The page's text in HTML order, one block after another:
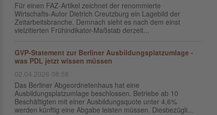
Für einen FAZ-Artikel zeichnet der renommierte
Wirtschafts-Autor Dietrich Creutzburg ein Lagebild der
Zeitarbeitsbranche. Demnach sieht es nach dem einst
vielzitierten Frühindikator-Maßstab derzeit...
GVP-Statement zur Berliner Ausbildungsplatzumlage -
was PDL jetzt wissen müssen
02.04.2026 08:58
Das Berliner Abgeordnetenhaus hat eine
Ausbildungsplatzumlage beschlossen. Betriebe ab 10
Beschäftigten mit einer Ausbildungsquote unter 4,6%
werden künftig eine Abgabe leisten müssen. Diesbezügli...